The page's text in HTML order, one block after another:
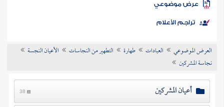
الكتب
موضوعي
تراجم الأعلام
العرض الموضوعي العبادات طهارة التطهير من النجاسات
الأعيان النجسة
نجاسة المشركين
أعيان المشركين 38